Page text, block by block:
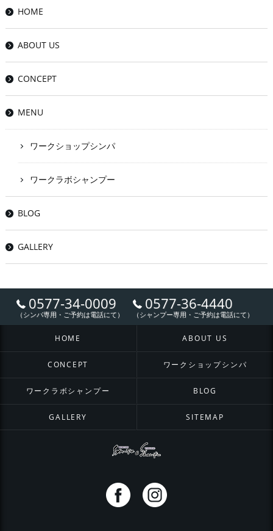
HOME
ABOUT US
CONCEPT
MENU
ワークショップシンパ
ワークラボシャンプー
BLOG
GALLERY
0577-34-0009
（シンパ専用・ご予約は電話にて）
0577-36-4440
（シャンプー専用・ご予約は電話にて）
HOME ABOUT US
CONCEPT ワークショップシンパ
ワークラボシャンプー BLOG
GALLERY SITEMAP